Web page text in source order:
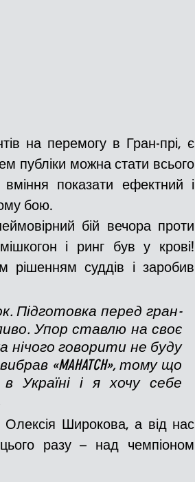
публіки можна стати всього
показати ефектний і
бою.
і ринг був у крові!
рішенням суддів і заробив
Упор ставлю на своє
нічого говорити не буду
«MAHATCH», тому що
Україні і я хочу себе
разу – над чемпіоном